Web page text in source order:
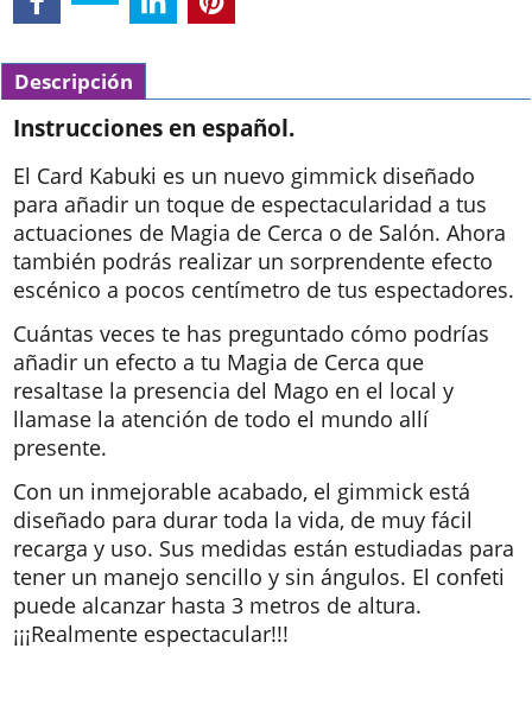
Descripción
Instrucciones en español.
El Card Kabuki es un nuevo gimmick diseñado
para añadir un toque de espectacularidad a tus
actuaciones de Magia de Cerca o de Salón. Ahora
también podrás realizar un sorprendente efecto
escénico a pocos centímetro de tus espectadores.
Cuántas veces te has preguntado cómo podrías
añadir un efecto a tu Magia de Cerca que
resaltase la presencia del Mago en el local y
llamase la atención de todo el mundo allí
presente.
Con un inmejorable acabado, el gimmick está
diseñado para durar toda la vida, de muy fácil
recarga y uso. Sus medidas están estudiadas para
tener un manejo sencillo y sin ángulos. El confeti
puede alcanzar hasta 3 metros de altura.
¡¡¡Realmente espectacular!!!